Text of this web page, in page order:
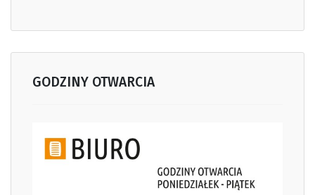
GODZINY OTWARCIA